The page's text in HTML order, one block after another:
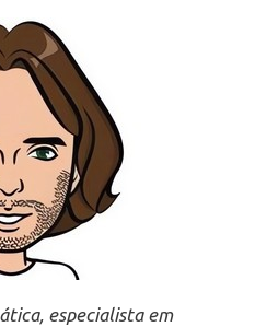
especialista em